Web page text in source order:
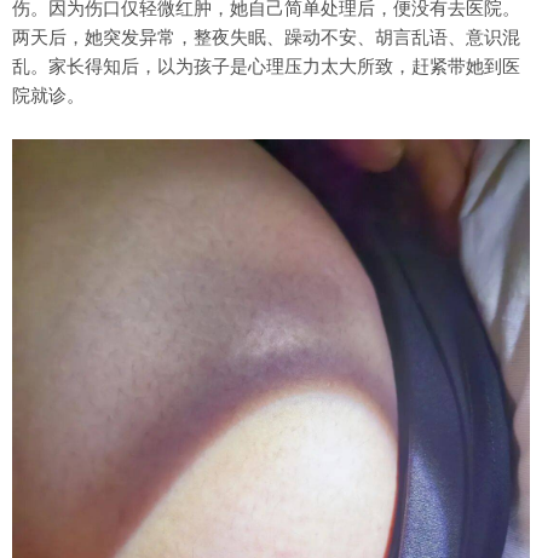
伤。因为伤口仅轻微红肿，她自己简单处理后，便没有去医院。
两天后，她突发异常，整夜失眠、躁动不安、胡言乱语、意识混
乱。家长得知后，以为孩子是心理压力太大所致，赶紧带她到医
院就诊。